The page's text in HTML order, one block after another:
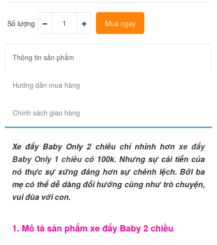
Số lượng Mua ngay
Thông tin sản phẩm
Hướng dẫn mua hàng
Chính sách giao hàng
Xe đẩy Baby Only 2 chiều chỉ nhỉnh hơn xe đẩy
Baby Only 1 chiều có 100k. Nhưng sự cải tiến của
nó thực sự xứng đáng hơn sự chênh lệch. Bởi ba
mẹ có thể dễ dàng đổi hướng cũng như trò chuyện,
vui đùa với con.
1. Mô tả sản phẩm xe đẩy Baby 2 chiều